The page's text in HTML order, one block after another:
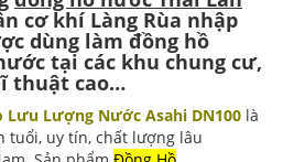
cơ khí Làng Rùa nhập
dùng làm đồng hồ
tại các khu chung cư,
thuật cao…
Lưu Lượng Nước Asahi DN100 là
tuổi, uy tín, chất lượng lâu